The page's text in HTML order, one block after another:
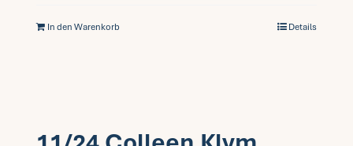
In den Warenkorb Details